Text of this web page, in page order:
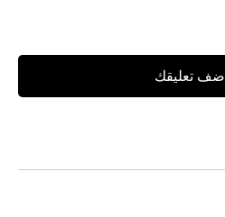
اضف تعليقك